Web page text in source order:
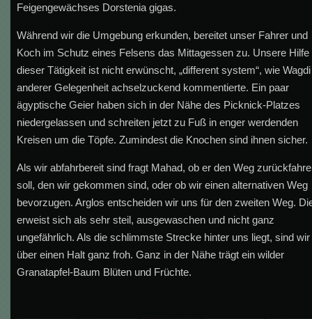
Feigengewächses Dorstenia gigas.
Während wir die Umgebung erkunden, bereitet unser Fahrer und
Koch im Schutz eines Felsens das Mittagessen zu. Unsere Hilfe
dieser Tätigkeit ist nicht erwünscht, „different system“, wie
anderer Gelegenheit achselzuckend kommentierte. Ein paar
ägyptische Geier haben sich in der Nähe des Picknick-Platzes
niedergelassen und schreiten jetzt zu Fuß in enger werdenden
Kreisen um die Töpfe. Zumindest die Knochen sind ihnen sicher.
Als wir abfahrbereit sind fragt Mahad, ob er den Weg
soll, den wir gekommen sind, oder ob wir einen alternativen Weg
bevorzugen. Arglos entscheiden wir uns für den zweiten Weg.
erweist sich als sehr steil, ausgewaschen und nicht ganz
ungefährlich. Als die schlimmste Strecke hinter uns liegt, sind wir
über einen Halt ganz froh. Ganz in der Nähe trägt ein wilder
Granatapfel-Baum Blüten und Früchte.